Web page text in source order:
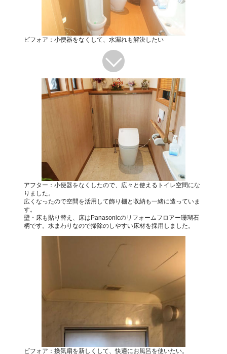
ビフォア：小便器をなくして、水漏れも解決したい
アフター：小便器をなくしたので、広々と使えるトイレ空間にな
りました。
広くなったので空間を活用して飾り棚と収納も一緒に造っていま
す。
壁・床も貼り替え、床はPanasonicのリフォームフロアー珊瑚石
柄です。水まわりなので掃除のしやすい床材を採用しました。
ビフォア：換気扇を新しくして、快適にお風呂を使いたい。